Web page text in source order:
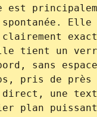
est
clairement
tient un
sans
pris de près
direct, une
plan